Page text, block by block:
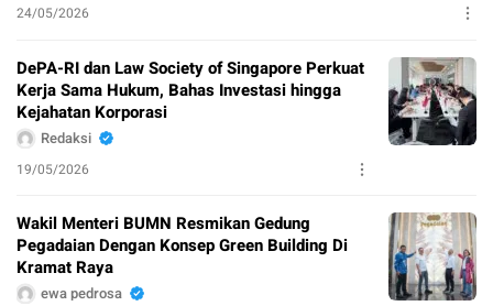
24/05/2026
DePA-RI dan Law Society of Singapore Perkuat
Kerja Sama Hukum, Bahas Investasi hingga
Kejahatan Korporasi
Redaksi
19/05/2026
Wakil Menteri BUMN Resmikan Gedung
Pegadaian Dengan Konsep Green Building Di
Kramat Raya
ewa pedrosa